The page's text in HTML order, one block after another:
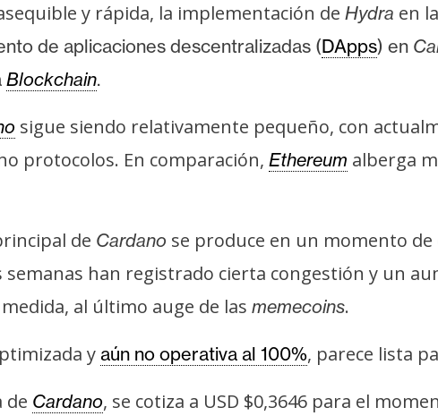
y rápida, la implementación de Hydra en
de aplicaciones descentralizadas (DApps) en
Blockchain.
sigue siendo relativamente pequeño, con
protocolos. En comparación, Ethereum alberga
de Cardano se produce en un momento de
semanas han registrado cierta congestión y un
al último auge de las memecoins.
y aún no operativa al 100%, parece lista
de Cardano, se cotiza a USD $0,3646 para el